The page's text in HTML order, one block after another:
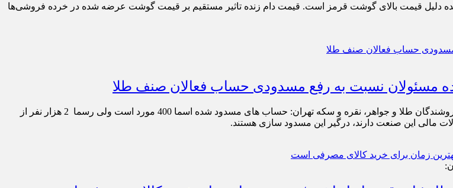
دلیل قیمت بالای گوشت قرمز است. قیمت دام زنده تاثیر مستقیم بر قیمت گوشت عرضه شده در خرده فروشی‌ها
نادر بذرافشان، رئیس کارگروه تخصصی طلا و جواهر و رئیس اتحادیه صنف سازندگان و فروشندگان طلا و جواهر، نقره و سکه تهران: حساب های مسدود شده اسما 400 مورد است ولی رسما 2 هزار نفر از
مالی این صنعت دارند، درگیر این مسدود سازی هستند.